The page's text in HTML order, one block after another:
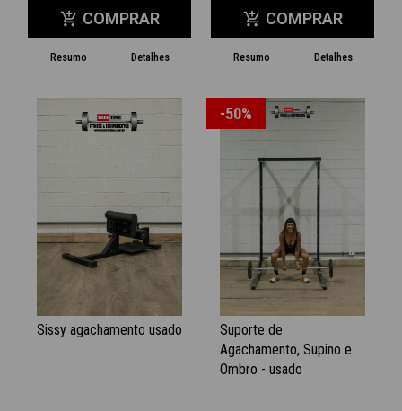
add_shopping_cart COMPRAR
Resumo Detalhes
add_shopping_cart COMPRAR
Resumo Detalhes
Sissy agachamento usado
-50%
Suporte de
Agachamento, Supino e
Ombro - usado